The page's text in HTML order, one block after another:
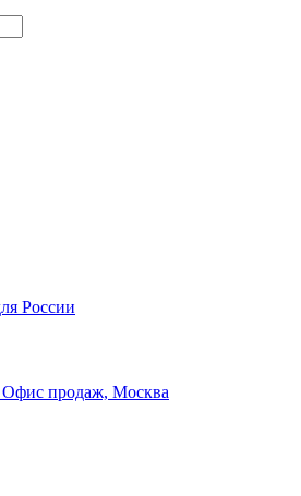
России
Офис продаж, Москва